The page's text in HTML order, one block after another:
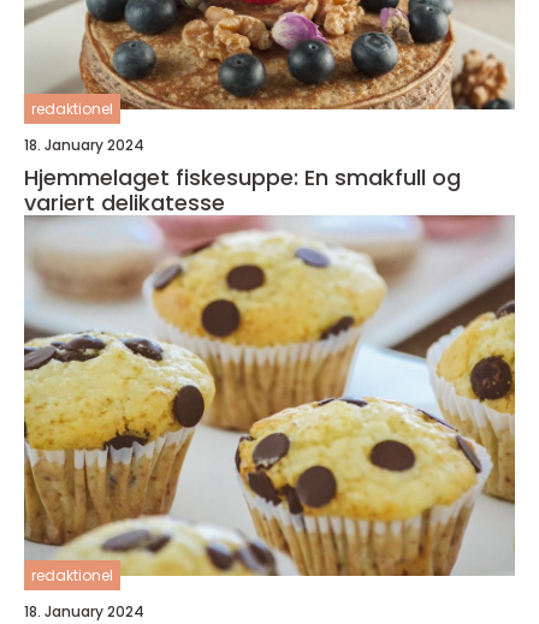
redaktionel
18. January 2024
Hjemmelaget fiskesuppe: En smakfull og
variert delikatesse
redaktionel
18. January 2024